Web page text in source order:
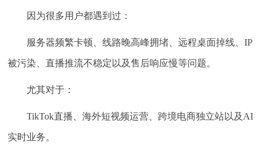
因为很多用户都遇到过：
服务器频繁卡顿、线路晚高峰拥堵、远程桌面掉线、IP
被污染、直播推流不稳定以及售后响应慢等问题。
尤其对于：
TikTok直播、海外短视频运营、跨境电商独立站以及AI
实时业务。